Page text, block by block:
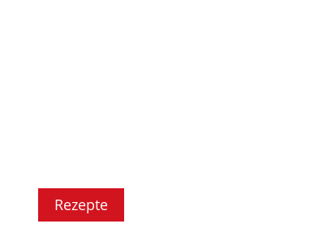
Rezepte